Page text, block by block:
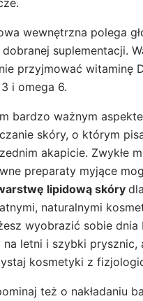
wewnętrzna polega
suplementacji.
przyjmować witaminę
i omega 6.
bardzo ważnym
skóry, o którym
akapicie. Zwykłe
preparaty myjące
lipidową skóry
naturalnymi
wyobrazić sobie dnia
na letni i szybki prysznic,
kosmetyki z
też o nakładaniu